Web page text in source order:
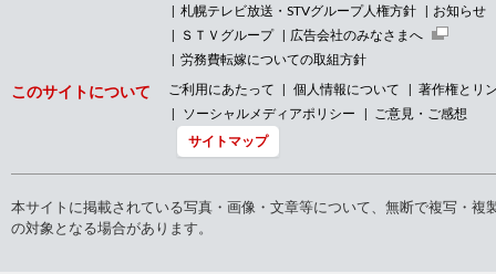
札幌テレビ放送・STVグループ人権方針
お知らせ
ＳＴＶグループ
広告会社のみなさまへ
労務費転嫁についての取組方針
このサイトについて ご利用にあたって 個人情報について
著作権とリ
ソーシャルメディアポリシー
ご意見・ご感想
サイトマップ
本サイトに掲載されている写真・画像・文章等について、無断で複写・
の対象となる場合があります。